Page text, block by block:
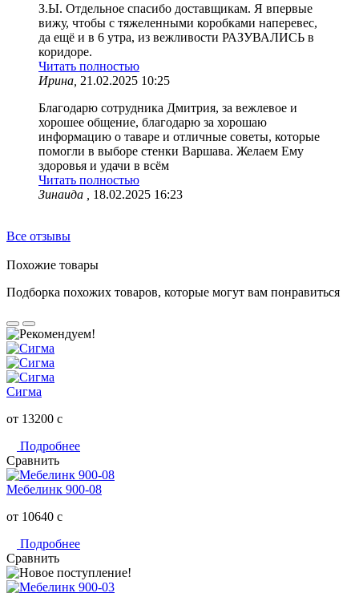
З.Ы. Отдельное спасибо доставщикам. Я впервые
вижу, чтобы с тяжеленными коробками наперевес,
да ещё и в 6 утра, из вежливости РАЗУВАЛИСЬ в
коридоре.
Читать полностью
Ирина, 21.02.2025 10:25
Благодарю сотрудника Дмитрия, за вежлевое и
хорошее общение, благодарю за хорошаю
информацию о таваре и отличные советы, которые
помогли в выборе стенки Варшава. Желаем Ему
здоровья и удачи в всём
Читать полностью
Зинаида ,
18.02.2025 16:23
Все отзывы
Похожие товары
Подборка похожих товаров, которые могут вам понравиться
Сигма
от 13200 c
Подробнее
Сравнить
Мебелинк 900-08
от 10640 c
Подробнее
Сравнить